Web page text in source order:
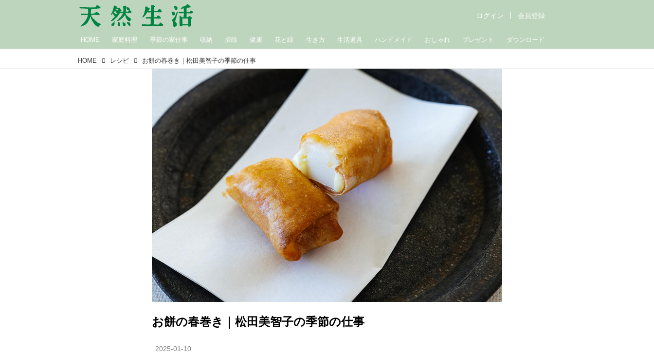
HOME 家庭料理 季節の家仕事 収納 掃除 健康 花と緑 生き方 生活道具 ハンドメイド おしゃれ プレゼント ダウンロード
ログイン 会員登録
HOME レシピ お餅の春巻き｜松田美智子の季節の仕事
お餅の春巻き｜松田美智子の季節の仕事
2025-01-10